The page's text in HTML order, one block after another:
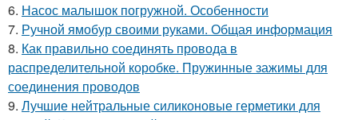
6. Насос малышок погружной. Особенности
7. Ручной ямобур своими руками. Общая информация
8. Как правильно соединять провода в
распределительной коробке. Пружинные зажимы для
соединения проводов
9. Лучшие нейтральные силиконовые герметики для